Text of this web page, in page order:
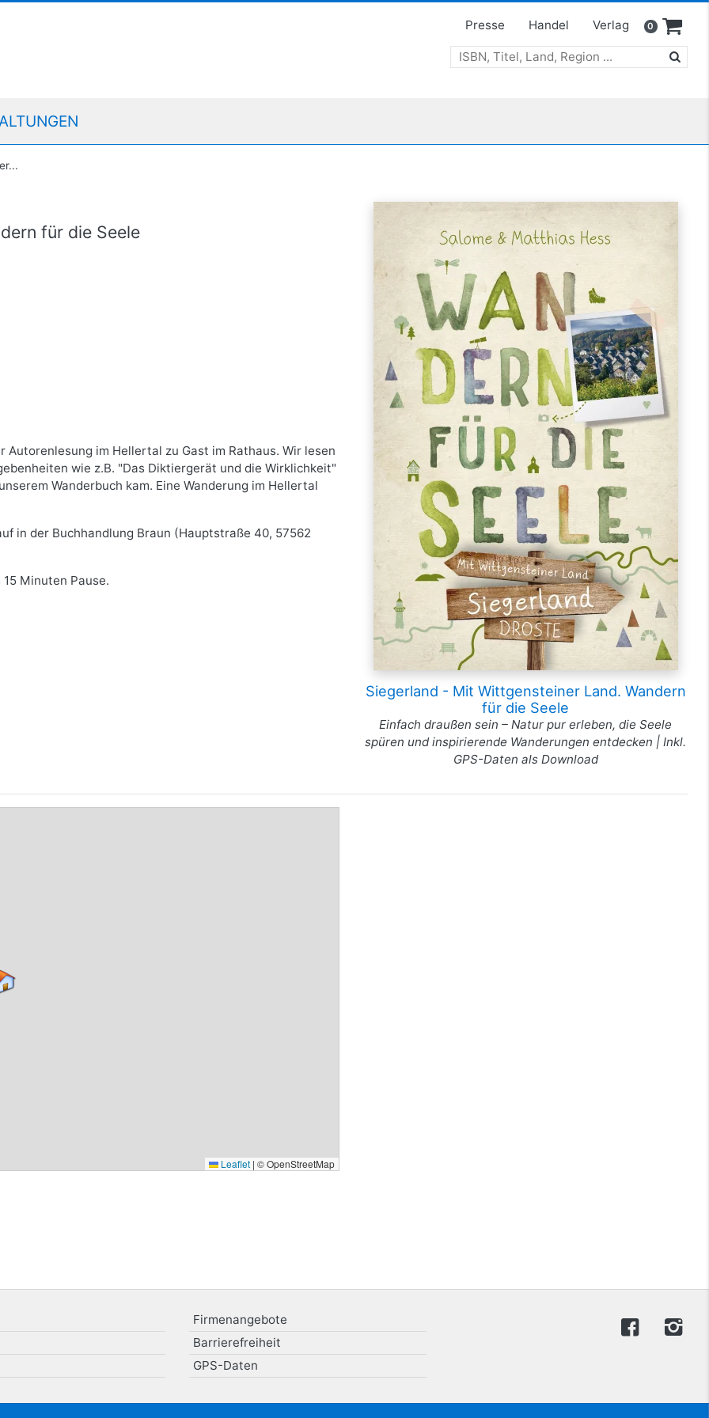
Presse Handel Verlag 0
für die Seele
im Hellertal zu Gast im Rathaus. Wir lesen
wie z.B. "Das Diktiergerät und die Wirklichkeit"
Wanderbuch kam. Eine Wanderung im Hellertal
in der Buchhandlung Braun (Hauptstraße 40, 57562
Minuten Pause.
Siegerland - Mit Wittgensteiner Land. Wandern
für die Seele
Einfach draußen sein – Natur pur erleben, die Seele
spüren und inspirierende Wanderungen entdecken | Inkl.
GPS-Daten als Download
Leaflet | © OpenStreetMap
Firmenangebote
Barrierefreiheit
GPS-Daten